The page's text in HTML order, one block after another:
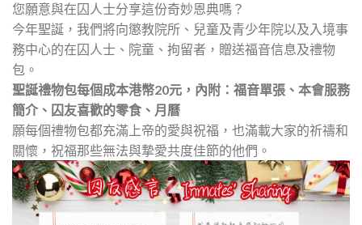
您願意與在囚人士分享這份奇妙恩典嗎？
今年聖誕，我們將向懲教院所、兒童及青少年院以及入境事
務中心的在囚人士、院童、拘留者，贈送福音信息及禮物
包。
聖誕禮物包每個成本港幣20元，內附：福音單張、本會服務
簡介、囚友喜歡的零食、月曆
願每個禮物包都充滿上帝的愛與祝福，也滿載大家的祈禱和
關懷，祝福那些無法與摯愛共度佳節的他們。